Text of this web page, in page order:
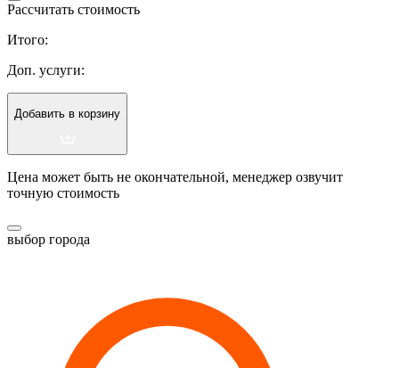
Рассчитать стоимость
Итого:
Доп. услуги:
Добавить в корзину
Цена может быть не окончательной, менеджер озвучит
точную стоимость
выбор города